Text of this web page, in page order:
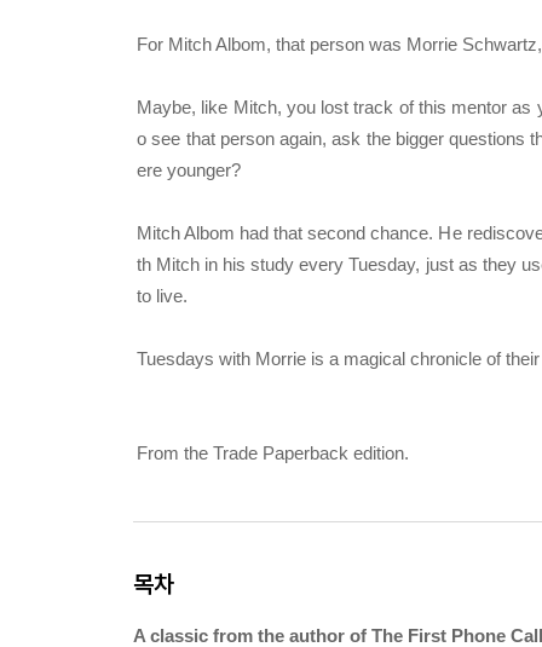
For Mitch Albom, that person was Morrie
Maybe, like Mitch, you lost track of this mentor as
o see that person again, ask the bigger questions
ere younger?
Mitch Albom had that second chance. He
th Mitch in his study every Tuesday, just as they
to live.
Tuesdays with Morrie is a magical chronicle of
From the Trade Paperback edition.
목차
A classic from the author of The First Phone